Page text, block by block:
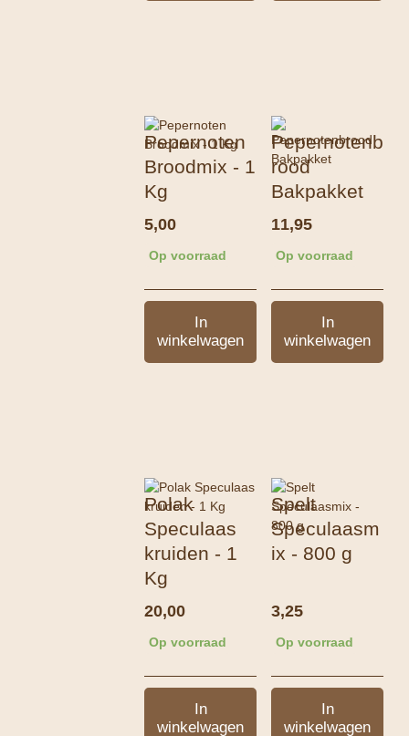
Pepernoten
Broodmix - 1
Kg
5,00
Op voorraad
In
winkelwagen
Pepernotenb
rood
Bakpakket
11,95
Op voorraad
In
winkelwagen
Polak
Speculaas
kruiden - 1
Kg
20,00
Op voorraad
In
winkelwagen
Spelt
Speculaasm
ix - 800 g
3,25
Op voorraad
In
winkelwagen